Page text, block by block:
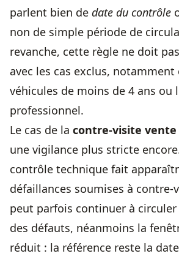
parlent bien de date du contrôle
non de simple période de
revanche, cette règle ne doit
avec les cas exclus, notamment
véhicules de moins de 4 ans ou
professionnel.
Le cas de la contre-visite
une vigilance plus stricte
contrôle technique fait
défaillances soumises à contre-
peut parfois continuer à
des défauts, néanmoins la
réduit : la référence reste la